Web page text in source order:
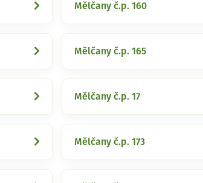
Mělčany č.p. 160
Mělčany č.p. 165
Mělčany č.p. 17
Mělčany č.p. 173